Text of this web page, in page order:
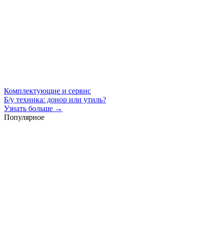
Комплектующие и сервис
Б/у техника: донор или утиль?
Узнать больше →
Популярное